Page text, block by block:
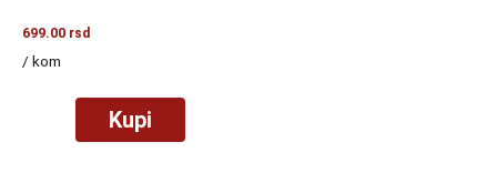
699.00 rsd
/ kom
Kupi